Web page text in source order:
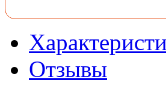
Отзывы